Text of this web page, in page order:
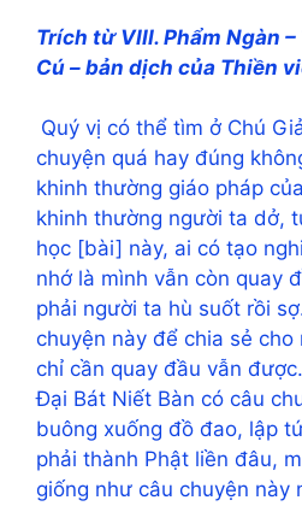
Trích từ VIII. Phẩm Ngàn
Cú – bản dịch của Thiền
Quý vị có thể tìm ở Chú
chuyện quá hay đúng
khinh thường giáo pháp
khinh thường người ta dở,
học [bài] này, ai có tạo
nhớ là mình vẫn còn quay
phải người ta hù suốt rồi
chuyện này để chia sẻ cho
chỉ cần quay đầu vẫn
Đại Bát Niết Bàn có câu
buông xuống đồ đao, lập
phải thành Phật liền đâu,
giống như câu chuyện này